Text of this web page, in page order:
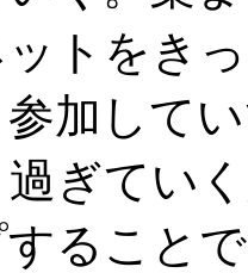
ットをき
加して
ぎてい
ること